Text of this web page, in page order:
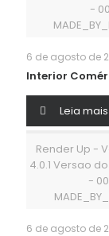
-
6 de agosto de
Interior
Leia mais
Render Up -
4.0.1 Versao
-
6 de agosto de